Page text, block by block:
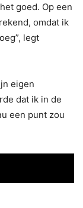
goed. Op een
omdat ik
legt
eigen
dat ik in de
een punt zou